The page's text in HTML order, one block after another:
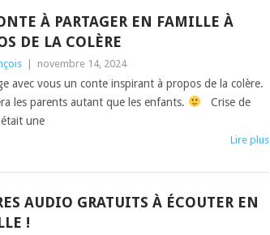
À PARTAGER EN FAMILLE À
DE LA COLÈRE
novembre 14, 2024
avec vous un conte inspirant à propos de la colère.
les parents autant que les enfants.
Crise de
une
Lire plus
AUDIO GRATUITS À ÉCOUTER EN
!